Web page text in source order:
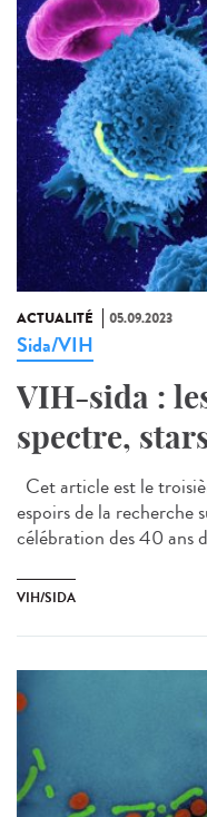
ACTUALITÉ 05.09.2023
Sida/VIH
VIH-sida :
spectre,
Cet article est le
espoirs de la recherche
célébration des 40 ans
VIH/SIDA